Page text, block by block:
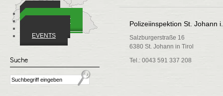
WIRTSCHAFT
EVENTS
Suche
Polizeiinspektion St. Johann
Salzburgerstraße 16
6380 St. Johann in Tirol
Tel.: 0043 591 337 208